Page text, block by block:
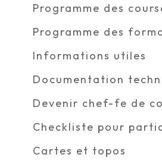
Programme des
Programme des
Informations utiles
Documentation
Devenir chef-fe de
Checkliste pour
Cartes et topos